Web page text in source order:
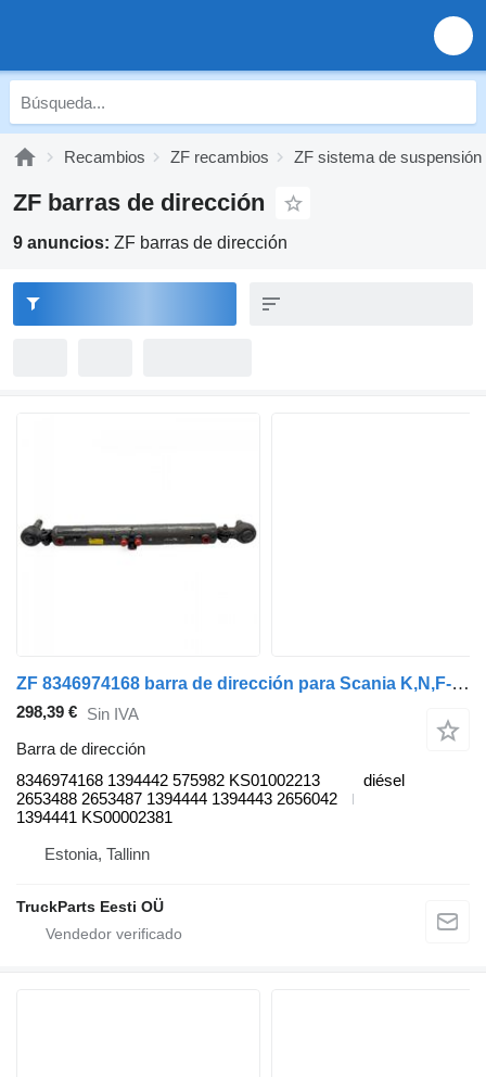
Recambios ZF recambios ZF sistema de suspensión
ZF barras de dirección
9 anuncios: ZF barras de dirección
ZF 8346974168 barra de dirección para Scania K,N,F-series bus (2006-) autobús
298,39 € Sin IVA
Barra de dirección
8346974168 1394442 575982 KS01002213
2653488 2653487 1394444 1394443 2656042
1394441 KS00002381
diésel
Estonia, Tallinn
TruckParts Eesti OÜ